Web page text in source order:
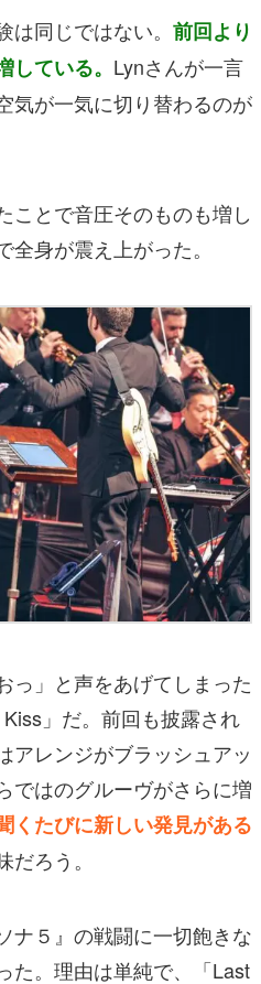
同じではない。 前回より
ている。 Lynさんが一言
気が一気に切り替わるのが
ことで音圧そのものも増し
身が震え上がった。
っ」と声をあげてしまった
」だ。前回も披露され
アレンジがブラッシュアッ
ではのグルーヴがさらに増
くたびに新しい発見がある
ろう。
ナ５』の戦闘に一切飽きな
た。理由は単純で、「Last